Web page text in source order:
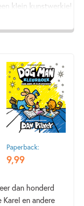
klein kunstwerkje!
Paperback:
9,99
dan honderd
en andere